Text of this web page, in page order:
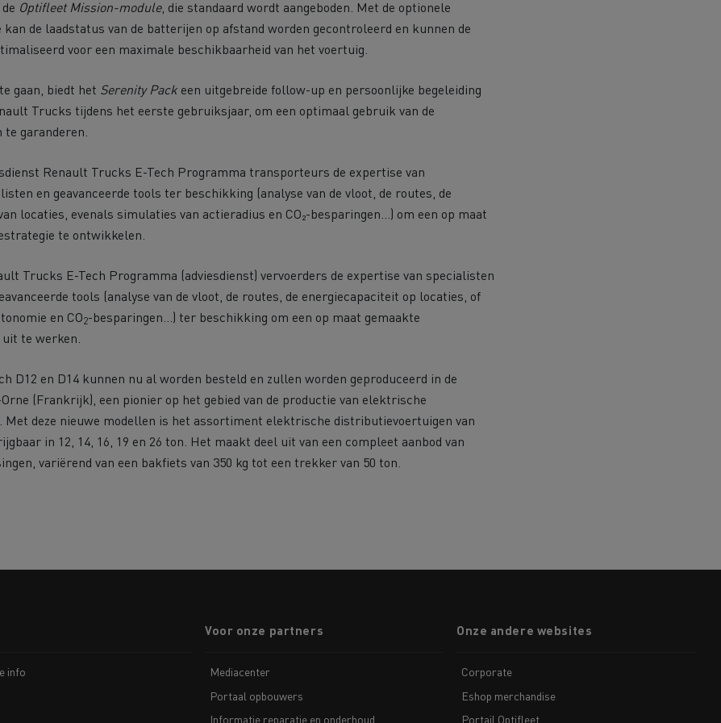
Optifleet Mission-module, die standaard wordt aangeboden. Met de optionele
de laadstatus van de batterijen op afstand worden gecontroleerd en kunnen de
voor een maximale beschikbaarheid van het voertuig.
gaan, biedt het Serenity Pack een uitgebreide follow-up en persoonlijke begeleiding
Trucks tijdens het eerste gebruiksjaar, om een optimaal gebruik van de
garanderen.
Renault Trucks E-Tech Programma transporteurs de expertise van
en geavanceerde tools ter beschikking (analyse van de vloot, de routes, de
locaties, evenals simulaties van actieradius en CO₂-besparingen…) om een op maat
te ontwikkelen.
Trucks E-Tech Programma (adviesdienst) vervoerders de expertise van specialisten
tools (analyse van de vloot, de routes, de energiecapaciteit op locaties, of
en CO2-besparingen...) ter beschikking om een op maat gemaakte
te werken.
D12 en D14 kunnen nu al worden besteld en zullen worden geproduceerd in de
(Frankrijk), een pionier op het gebied van de productie van elektrische
Met deze nieuwe modellen is het assortiment elektrische distributievoertuigen van
in 12, 14, 16, 19 en 26 ton. Het maakt deel uit van een compleet aanbod van
variërend van een bakfiets van 350 kg tot een trekker van 50 ton.
info
Voor onze partners
Mediacenter
Portaal opbouwers
Informatie reparatie en onderhoud
Onze andere websites
Corporate
Eshop merchandise
Portail Optifleet